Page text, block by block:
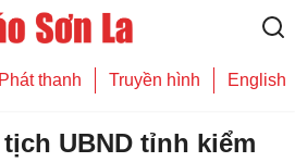
Phát thanh Truyền hình English
UBND tỉnh kiểm